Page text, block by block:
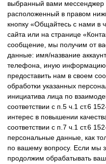
выбранный вами мессенджер
расположенный в правом
кнопку «Общайтесь с нами в
сайта или на странице
сообщение, мы получим от
данные: имя/название
телефона, иную
предоставить нам в своем
обработки указанных
инициатива лица по
соответствии с п.5 ч.1 ст.6
интерес в повышении
соответствии с п.7 ч.1 ст.6
персональные данные, как
по вашему вопросу. Если мы
продолжим обрабатывать